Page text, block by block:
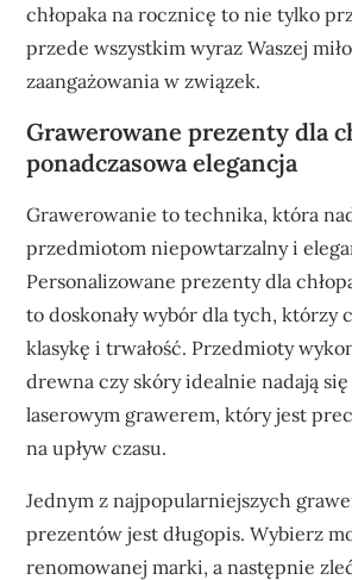
chłopaka na rocznicę to nie tylko
przede wszystkim wyraz Waszej
zaangażowania w związek.
Grawerowane prezenty dla
ponadczasowa elegancja
Grawerowanie to technika, która
przedmiotom niepowtarzalny i
Personalizowane prezenty dla
to doskonały wybór dla tych, którzy
klasykę i trwałość. Przedmioty
drewna czy skóry idealnie nadają
laserowym grawerem, który jest
na upływ czasu.
Jednym z najpopularniejszych
prezentów jest długopis. Wybierz
renomowanej marki, a następnie